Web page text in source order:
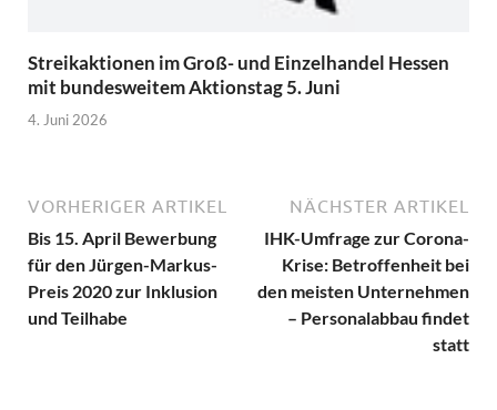
Streikaktionen im Groß- und Einzelhandel Hessen
mit bundesweitem Aktionstag 5. Juni
4. Juni 2026
VORHERIGER ARTIKEL
Bis 15. April Bewerbung
für den Jürgen-Markus-
Preis 2020 zur Inklusion
und Teilhabe
NÄCHSTER ARTIKEL
IHK-Umfrage zur Corona-
Krise: Betroffenheit bei
den meisten Unternehmen
– Personalabbau findet
statt